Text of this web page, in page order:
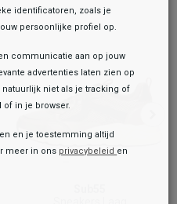
identificatoren, zoals je
persoonlijke profiel op.
communicatie aan op jouw
advertenties laten zien op
natuurlijk niet als je tracking of
in je browser.
en je toestemming altijd
meer in ons privacybeleid en